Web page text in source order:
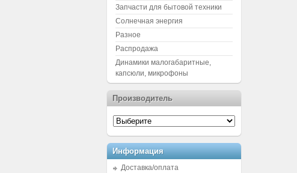
Запчасти для бытовой техники
Солнечная энергия
Разное
Распродажа
Динамики малогабаритные,
капсюли, микрофоны
Производитель
Информация
Доставка/оплата